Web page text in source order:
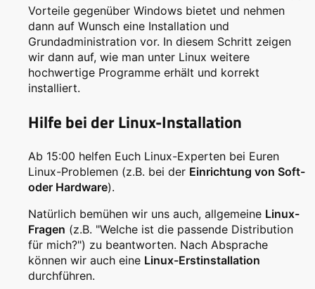
Vorteile gegenüber Windows bietet und nehmen
dann auf Wunsch eine Installation und
Grundadministration vor. In diesem Schritt zeigen
wir dann auf, wie man unter Linux weitere
hochwertige Programme erhält und korrekt
installiert.
Hilfe bei der Linux-Installation
Ab 15:00 helfen Euch Linux-Experten bei Euren
Linux-Problemen (z.B. bei der Einrichtung von Soft-
oder Hardware).
Natürlich bemühen wir uns auch, allgemeine Linux-
Fragen (z.B. "Welche ist die passende Distribution
für mich?") zu beantworten. Nach Absprache
können wir auch eine Linux-Erstinstallation
durchführen.